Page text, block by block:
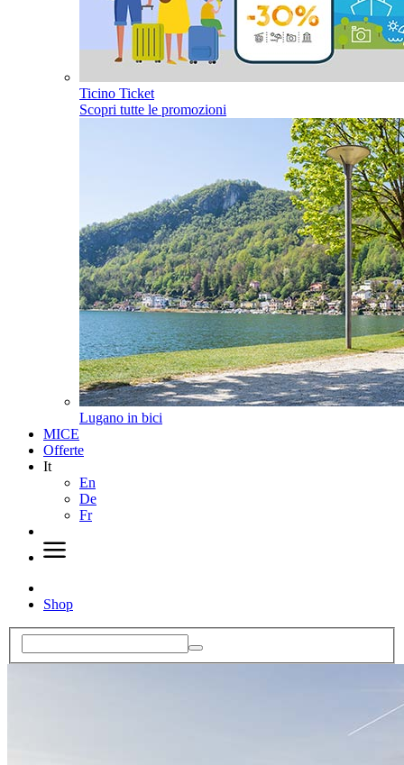
Ticino Ticket
Scopri tutte le promozioni
Lugano in bici
MICE
Offerte
It
En
De
Fr
Shop